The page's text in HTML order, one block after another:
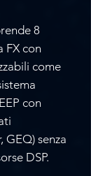
8
FX con
come
con
GEQ) senza
DSP.